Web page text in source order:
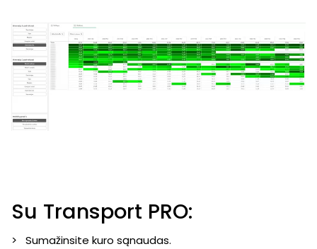
Su Transport PRO:
Sumažinsite kuro sąnaudas.